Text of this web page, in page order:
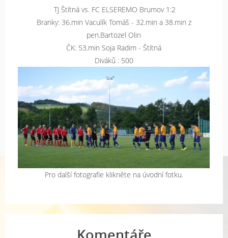
TJ Štítná vs. FC ELSEREMO Brumov 1:2
Branky: 36.min Vaculík Tomáš - 32.min a 38.min z
pen.Bartozel Olin
ČK: 53.min Soja Radim - Štítná
Diváků : 500
Pro další fotografie klikněte na úvodní fotku.